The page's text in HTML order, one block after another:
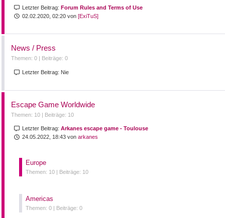
Letzter Beitrag: Forum Rules and Terms of Use
02.02.2020, 02:20 von[ExiTuS]
News / Press
Themen: 0 | Beiträge: 0
Letzter Beitrag: Nie
Escape Game Worldwide
Themen: 10 | Beiträge: 10
Letzter Beitrag: Arkanes escape game - Toulouse
24.05.2022, 18:43 vonarkanes
Europe
Themen: 10 | Beiträge: 10
Americas
Themen: 0 | Beiträge: 0